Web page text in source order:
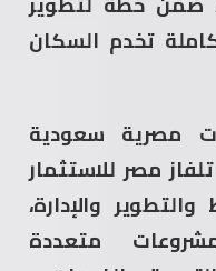
تخدم السكان
مصرية سعودية
مصر للاستثمار
والإدارة،
متعددة